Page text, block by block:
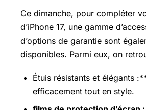
Ce dimanche, pour compléter
d’iPhone 17, une gamme
d’options de garantie sont
disponibles. Parmi eux, on
Étuis résistants et élégants
efficacement tout en style.